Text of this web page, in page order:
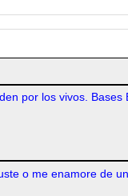
por los vivos. Bases
o me enamore de